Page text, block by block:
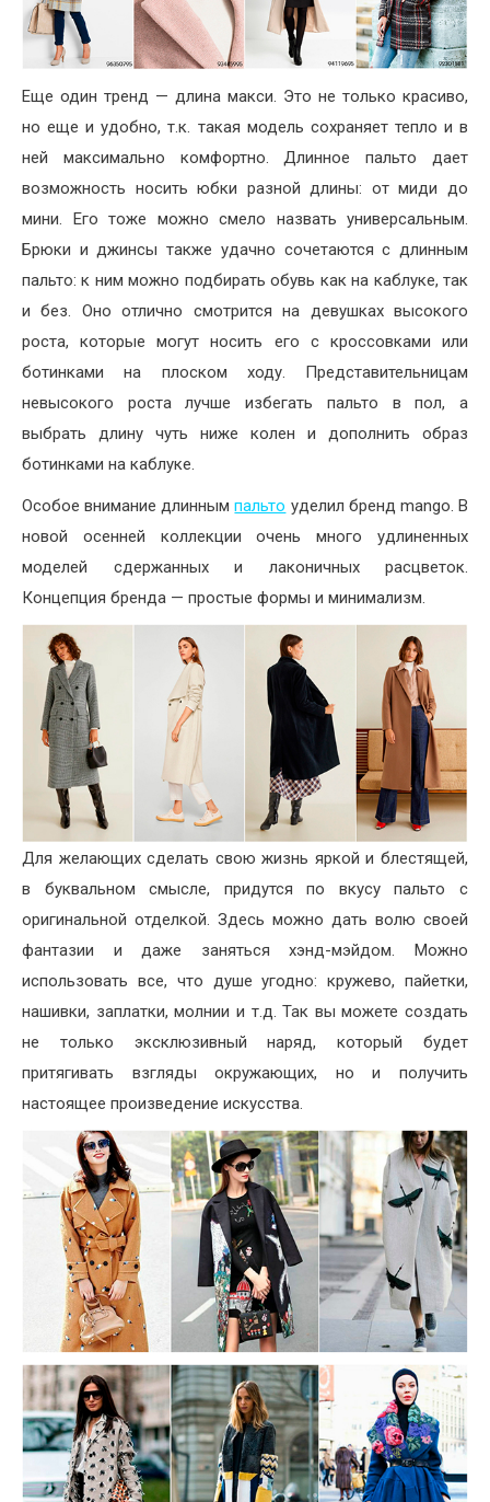
Еще один тренд — длина макси. Это не только красиво,
но еще и удобно, т.к. такая модель сохраняет тепло и в
ней максимально комфортно. Длинное пальто дает
возможность носить юбки разной длины: от миди до
мини. Его тоже можно смело назвать универсальным.
Брюки и джинсы также удачно сочетаются с длинным
пальто: к ним можно подбирать обувь как на каблуке, так
и без. Оно отлично смотрится на девушках высокого
роста, которые могут носить его с кроссовками или
ботинками на плоском ходу. Представительницам
невысокого роста лучше избегать пальто в пол, а
выбрать длину чуть ниже колен и дополнить образ
ботинками на каблуке.
Особое внимание длиннымпальто уделил бренд mango. В
новой осенней коллекции очень много удлиненных
моделей сдержанных и лаконичных расцветок.
Концепция бренда — простые формы и минимализм.
Для желающих сделать свою жизнь яркой и блестящей,
в буквальном смысле, придутся по вкусу пальто с
оригинальной отделкой. Здесь можно дать волю своей
фантазии и даже заняться хэнд-мэйдом. Можно
использовать все, что душе угодно: кружево, пайетки,
нашивки, заплатки, молнии и т.д. Так вы можете создать
не только эксклюзивный наряд, который будет
притягивать взгляды окружающих, но и получить
настоящее произведение искусства.